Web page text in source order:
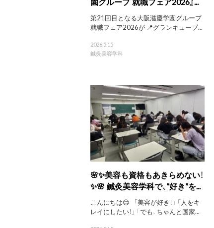
第21回目となる大阪滋慶学園グループ
就職フェア2026が 📍グランキューブ...
2026.5.15
鍼灸美容学科
🌸✨美容も資格もあきらめない！
✨🌸 鍼灸美容学科で、“好き”を...
こんにちは😊 「美容が好き！」 「人をキ
レイにしたい！」 「でも、ちゃんと国家...